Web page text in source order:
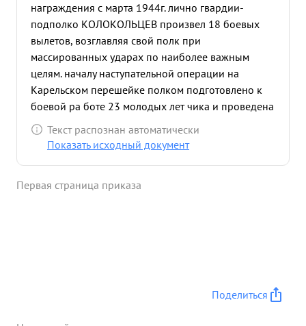
награждения с марта 1944г. лично гвардии-
подполко КОЛОКОЛЬЦЕВ произвел 18 боевых
вылетов, возглавляя свой полк при
массированных ударах по наиболее важным
целям. началу наступательной операции на
Карельском перешейке полком подготовлено к
боевой ра боте 23 молодых лет чика и проведена
большая подготовка летного состава по
отработке технике полета групповой слетанности,
риод передышки от боев проведена с личным
станциям Хорошо поставлен ный фотсконтроль,
Текст распознан автоматически
Показать исходный документ
Первая страница приказа
Поделиться